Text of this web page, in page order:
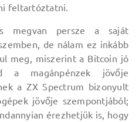
feltartóztatni.
megvan persze a saját
de nálam ez inkább
meg, miszerint a Bitcoin jó
magánpénzek jövője
a ZX Spectrum bizonyult
jövője szempontjából;
érezhetjük is, hogy